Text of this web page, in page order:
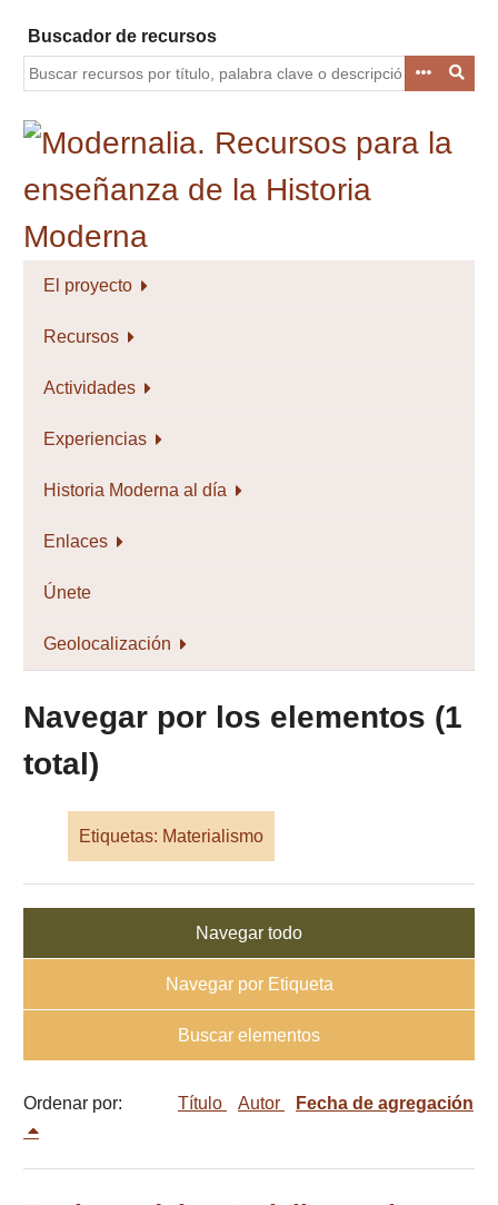
contenido
principal
Buscador de recursos
El proyecto
Recursos
Actividades
Experiencias
Historia Moderna al día
Enlaces
Únete
Geolocalización
Navegar por los elementos (1
total)
Etiquetas: Materialismo
Navegar todo
Navegar por Etiqueta
Buscar elementos
Ordenar por: Título Autor Fecha de agregación